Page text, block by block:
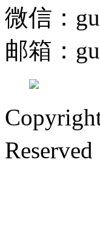
微信：
邮箱：